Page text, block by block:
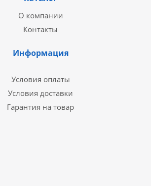
О компании
Контакты
Информация
Условия оплаты
Условия доставки
Гарантия на товар